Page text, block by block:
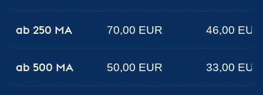
ab 250 MA 70,00 EUR 46,00 EUR
ab 500 MA 50,00 EUR 33,00 EUR